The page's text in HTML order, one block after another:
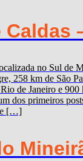
no Sul de
258 km de São
de Janeiro e 900
dos primeiros
e […]